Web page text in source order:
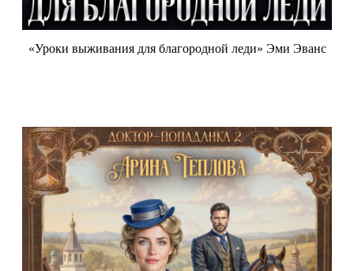
«Уроки выживания для благородной леди» Эми Эванс